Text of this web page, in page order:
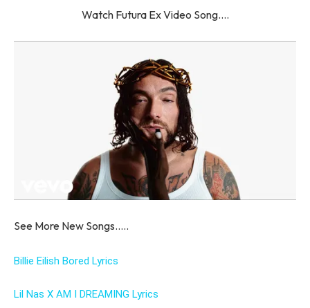
Watch Futura Ex Video Song….
See More New Songs…..
Billie Eilish Bored Lyrics
Lil Nas X AM I DREAMING Lyrics